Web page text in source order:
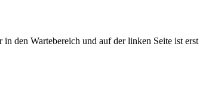
den Wartebereich und auf der linken Seite ist erst